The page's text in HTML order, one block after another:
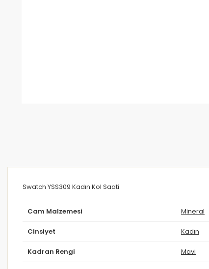
Swatch YSS309 Kadın Kol Saati
Cam Malzemesi Mineral
Cinsiyet Kadın
Kadran Rengi Mavi